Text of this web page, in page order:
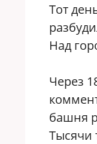
Тот
Над
Через
башня
Тысячи